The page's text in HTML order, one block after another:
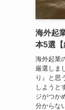
海外起
本5選【
海外起業
厳選しま
り』と思
しようと
ジがつか
分からな